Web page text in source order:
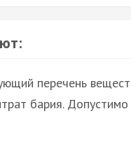
перечень
бария.